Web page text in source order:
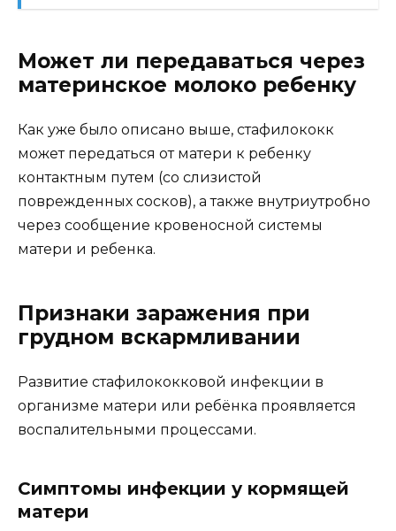
Может ли передаваться через
материнское молоко ребенку
Как уже было описано выше, стафилококк
может передаться от матери к ребенку
контактным путем (со слизистой
поврежденных сосков), а также внутриутробно
через сообщение кровеносной системы
матери и ребенка.
Признаки заражения при
грудном вскармливании
Развитие стафилококковой инфекции в
организме матери или ребёнка проявляется
воспалительными процессами.
Симптомы инфекции у кормящей
матери